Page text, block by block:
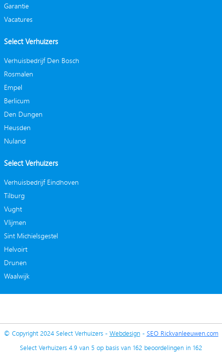
Garantie
Vacatures
Select Verhuizers
Verhuisbedrijf Den Bosch
Rosmalen
Empel
Berlicum
Den Dungen
Heusden
Nuland
Select Verhuizers
Verhuisbedrijf Eindhoven
Tilburg
Vught
Vlijmen
Sint Michielsgestel
Helvoirt
Drunen
Waalwijk
© Copyright 2024 Select Verhuizers - Webdesign- SEO Rickvanleeuwen.com
Select Verhuizers 4.9 van 5 op basis van 162 beoordelingen in 162